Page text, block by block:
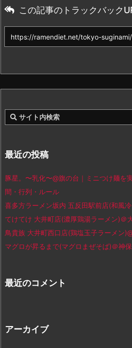
この記事のトラックバック
最近の投稿
豚星。〜乳化〜@旗の台｜ミニつけ麺を
間・行列・ルール
喜多方ラーメン坂内 五反田駅前店(和風
てけてけ 大井町店(濃厚鶏湯ラーメン)＠
鳥貴族 大井町西口店(鶏塩玉子ラーメン
マグロが昇るまで(マグロまぜそば)＠神
最近のコメント
アーカイブ